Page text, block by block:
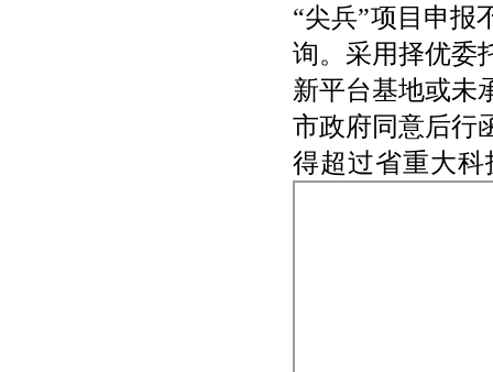
“尖兵”项目申报
询。采用择优委
新平台基地或未
市政府同意后行
得超过省重大